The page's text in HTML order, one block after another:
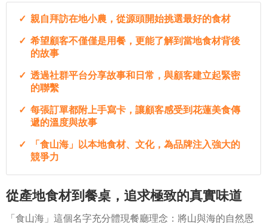
親自拜訪在地小農，從源頭開始挑選最好的食材
希望顧客不僅僅是用餐，更能了解到當地食材背後
的故事
透過社群平台分享故事和日常，與顧客建立起緊密
的聯繫
每張訂單都附上手寫卡，讓顧客感受到花蓮美食傳
遞的溫度與故事
「食山海」以本地食材、文化，為品牌注入強大的
競爭力
從產地食材到餐桌，追求極致的真實味道
「食山海」這個名字充分體現餐廳理念：將山與海的自然恩